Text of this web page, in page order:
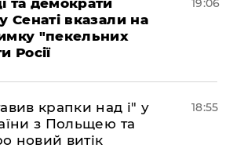
та демократи
Сенаті вказали на
"пекельних
Росії
19:06
крапки над і" у
з Польщею та
новий витік
18:55